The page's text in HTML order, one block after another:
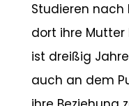
Studieren
dort ihre Mutter
ist dreißig
auch an dem